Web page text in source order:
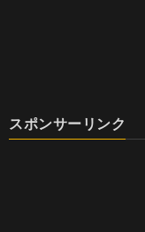
スポンサーリンク